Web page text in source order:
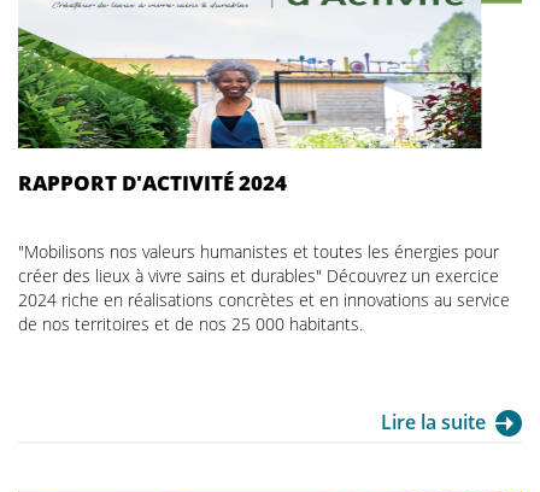
RAPPORT D'ACTIVITÉ 2024
"Mobilisons nos valeurs humanistes et toutes les énergies pour
créer des lieux à vivre sains et durables" Découvrez un exercice
2024 riche en réalisations concrètes et en innovations au service
de nos territoires et de nos 25 000 habitants.
Lire la suite